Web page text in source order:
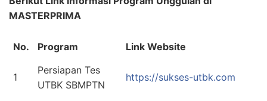
MASTERPRIMA
No. Program Link Website
1
Persiapan Tes
UTBK SBMPTN
https://sukses-utbk.com